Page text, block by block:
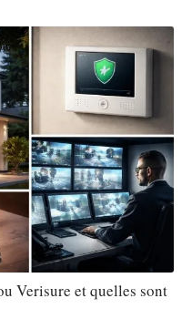
Verisure et quelles sont